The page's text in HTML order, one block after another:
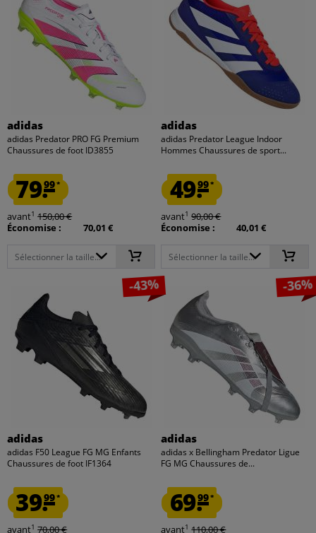
adidas
adidas Predator PRO FG Premium
Chaussures de foot ID3855
79.99*
avant1 150,00 €
Économise :
70,01 €
Sélectionner la taille...
adidas
adidas Predator League Indoor
Hommes Chaussures de sport...
49.99*
avant1 90,00 €
Économise :
40,01 €
Sélectionner la taille...
-43%
adidas
adidas F50 League FG MG Enfants
Chaussures de foot IF1364
39.99*
avant1 70,00 €
-36%
adidas
adidas x Bellingham Predator Ligue
FG MG Chaussures de...
69.99*
avant1 110,00 €